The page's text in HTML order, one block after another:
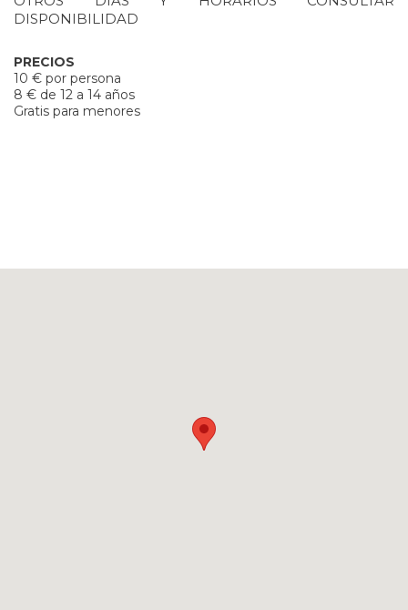
DISPONIBILIDAD
PRECIOS
10 € por persona
8 € de 12 a 14 años
Gratis para menores